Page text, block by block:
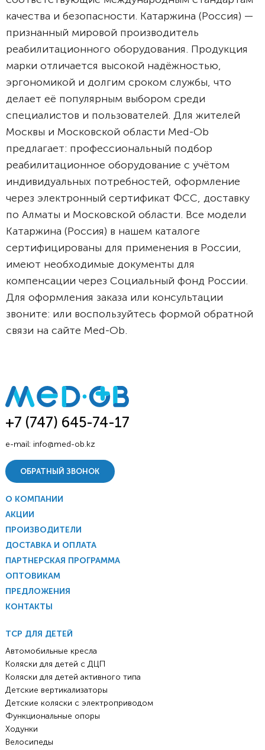
качества и безопасности. Катаржина (Россия) —
признанный мировой производитель
реабилитационного оборудования. Продукция
марки отличается высокой надёжностью,
эргономикой и долгим сроком службы, что
делает её популярным выбором среди
специалистов и пользователей. Для жителей
Москвы и Московской области Med-Ob
предлагает: профессиональный подбор
реабилитационное оборудование с учётом
индивидуальных потребностей, оформление
через электронный сертификат ФСС, доставку
по Алматы и Московской области. Все модели
Катаржина (Россия) в нашем каталоге
сертифицированы для применения в России,
имеют необходимые документы для
компенсации через Социальный фонд России.
Для оформления заказа или консультации
звоните: или воспользуйтесь формой обратной
связи на сайте Med-Ob.
+7 (747) 645-74-17
e-mail: info@med-ob.kz
ОБРАТНЫЙ ЗВОНОК
О КОМПАНИИ
АКЦИИ
ПРОИЗВОДИТЕЛИ
ДОСТАВКА И ОПЛАТА
ПАРТНЕРСКАЯ ПРОГРАММА
ОПТОВИКАМ
ПРЕДЛОЖЕНИЯ
КОНТАКТЫ
ТСР ДЛЯ ДЕТЕЙ
Автомобильные кресла
Коляски для детей с ДЦП
Коляски для детей активного типа
Детские вертикализаторы
Детские коляски с электроприводом
Функциональные опоры
Ходунки
Велосипеды